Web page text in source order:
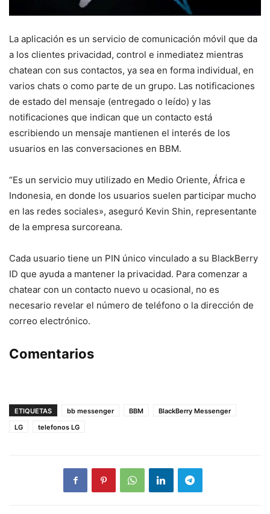
La aplicación es un servicio de comunicación móvil que da
a los clientes privacidad, control e inmediatez mientras
chatean con sus contactos, ya sea en forma individual, en
varios chats o como parte de un grupo. Las notificaciones
de estado del mensaje (entregado o leído) y las
notificaciones que indican que un contacto está
escribiendo un mensaje mantienen el interés de los
usuarios en las conversaciones en BBM.
“Es un servicio muy utilizado en Medio Oriente, África e
Indonesia, en donde los usuarios suelen participar mucho
en las redes sociales», aseguró Kevin Shin, representante
de la empresa surcoreana.
Cada usuario tiene un PIN único vinculado a su BlackBerry
ID que ayuda a mantener la privacidad. Para comenzar a
chatear con un contacto nuevo u ocasional, no es
necesario revelar el número de teléfono o la dirección de
correo electrónico.
Comentarios
ETIQUETAS bb messenger BBM
BlackBerry Messenger
LG
telefonos LG